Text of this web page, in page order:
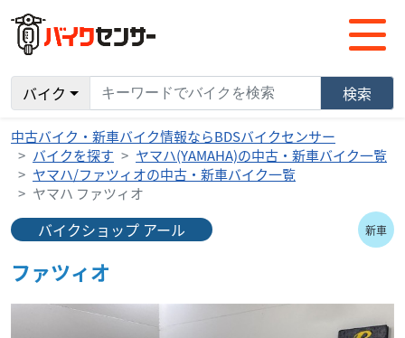
バイク 検索
中古バイク・新車バイク情報ならBDSバイクセンサー
バイクを探す
ヤマハ(YAMAHA)の中古・新車バイク一覧
ヤマハ/ファツィオの中古・新車バイク一覧
ヤマハ ファツィオ
バイクショップ アール 新車
ファツィオ